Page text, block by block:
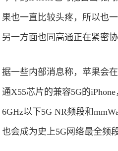
果也一直比较头疼，所以也
另一方面也同高通正在紧密协
据一些内部消息称，苹果会
通X55芯片的兼容5G的
6GHz以下5G NR频段和
也会成为史上5G网络最全频